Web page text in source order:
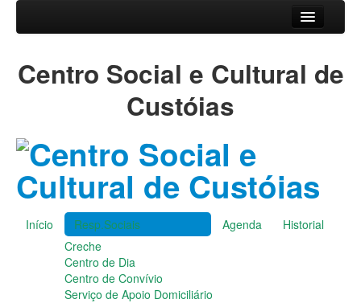
Resp.Sociais
Serviço de Apoio Domiciliário
Agenda
Historial
Publicações
Notícias
Galerias Fotográficas
Instalações da Instituição
Cantares das Janeiras
Centro Social e Cultural de
Custóias
Início
Resp.Sociais
Creche
Centro de Dia
Centro de Convívio
Serviço de Apoio Domiciliário
Agenda Historial